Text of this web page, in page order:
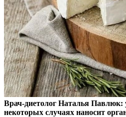
Врач-диетолог Наталья Павлюк:
некоторых случаях наносит